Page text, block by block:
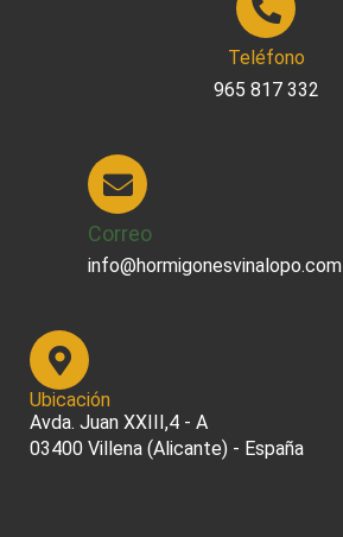
Teléfono
965 817 332
Correo
info@hormigonesvinalopo.com
Ubicación
Avda. Juan XXIII,4 - A
03400 Villena (Alicante) - España